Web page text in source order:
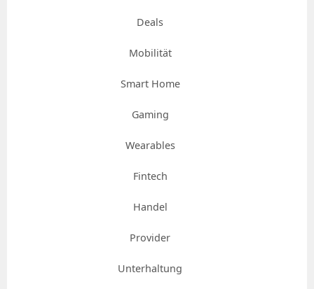
Deals
Mobilität
Smart Home
Gaming
Wearables
Fintech
Handel
Provider
Unterhaltung